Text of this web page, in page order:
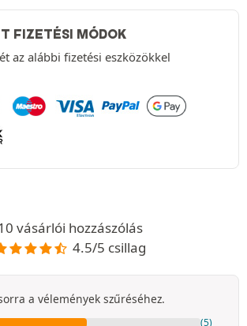
FIZETÉSI MÓDOK
az alábbi fizetési eszközökkel
vásárlói hozzászólás
4.5/5 csillag
a vélemények szűréséhez.
(5)